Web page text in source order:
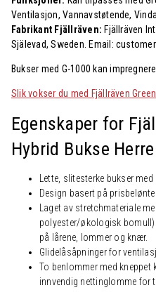
Ventilasjon, Vannavstøtende,
Fabrikant Fjällräven: Fjällräven
Själevad, Sweden. Email:
Bukser med G-1000 kan
Slik vokser du med Fjällräven
Egenskaper for
Hybrid Bukse Herre
Lette, slitesterke bukser
Design basert på prisbelønte
Laget av stretchmateriale
polyester/økologisk
på lårene, lommer og knær.
Glidelåsåpninger for
To benlommer med kneppet
innvendig nettinglomme for